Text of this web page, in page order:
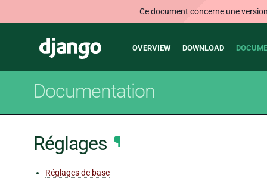
Ce document concerne une
Django
Main
OVERVIEW DOWNLOAD
Documentation
Réglages ¶
Réglages de base